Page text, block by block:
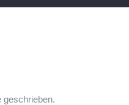
geschrieben.